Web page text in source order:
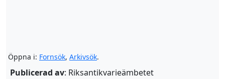
Öppna i: Fornsök, Arkivsök.
Publicerad av: Riksantikvarieämbetet